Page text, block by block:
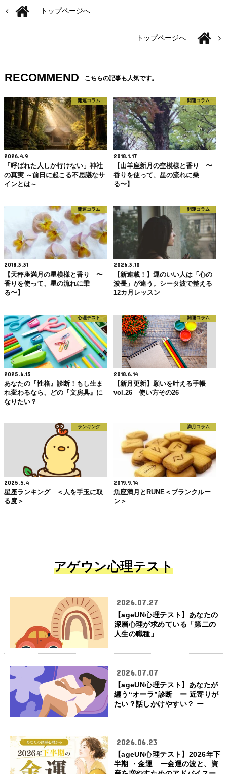
トップページへ
トップページへ
RECOMMEND こちらの記事も人気です。
開運コラム
2026.4.9
「呼ばれた人しか行けない」神社
の真実 ～前日に起こる不思議なサ
インとは～
開運コラム
2018.1.17
【山羊座新月の空模様と香り 〜
香りを使って、星の流れに乗
る〜】
開運コラム
2018.3.31
【天秤座満月の星模様と香り 〜
香りを使って、星の流れに乗
る〜】
開運コラム
2026.3.10
【新連載！】運のいい人は「心の
波長」が違う。シータ波で整える
12カ月レッスン
心理テスト
2025.6.15
あなたの『性格』診断！もし生ま
れ変わるなら、どの『文房具』に
なりたい？
開運コラム
2018.6.14
【新月更新】願いを叶える手帳
vol.26 使い方その26
ランキング
2025.5.4
星座ランキング ＜人を手玉に取
る度＞
満月コラム
2019.9.14
魚座満月とRUNE＜ブランクルー
ン＞
アゲウン心理テスト
2026.07.27
【ageUN心理テスト】あなたの
深層心理が求めている「第二の
人生の職種」
2026.07.07
【ageUN心理テスト】あなたが
纏う“オーラ”診断 ー 近寄りが
たい？話しかけやすい？ ー
2026.06.23
【ageUN心理テスト】2026年下
半期 ・金運 ー金運の波と、資